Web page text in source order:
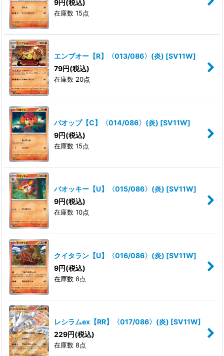
9円(税込)
在庫数 15点
エンブオー【R】〈013/086〉(炎) [SV11W]
79円(税込)
在庫数 20点
バオップ【C】〈014/086〉(炎) [SV11W]
9円(税込)
在庫数 15点
バオッキー【U】〈015/086〉(炎) [SV11W]
9円(税込)
在庫数 10点
クイタラン【U】〈016/086〉(炎) [SV11W]
9円(税込)
在庫数 8点
レシラムex【RR】〈017/086〉(炎) [SV11W]
229円(税込)
在庫数 8点